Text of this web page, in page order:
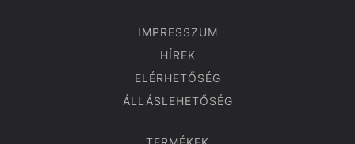
IMPRESSZUM
HÍREK
ELÉRHETŐSÉG
ÁLLÁSLEHETŐSÉG